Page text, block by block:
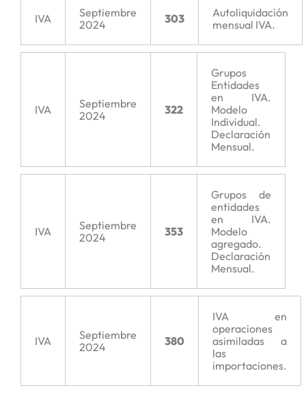
IVA
Septiembre
2024
303
Autoliquidación
mensual IVA.
IVA
Septiembre
2024
322
Grupos
Entidades
en IVA.
Modelo
Individual.
Declaración
Mensual.
IVA
Septiembre
2024
353
Grupos de
entidades
en IVA.
Modelo
agregado.
Declaración
Mensual.
IVA
Septiembre
2024
380
IVA en
operaciones
asimiladas a
las
importaciones.